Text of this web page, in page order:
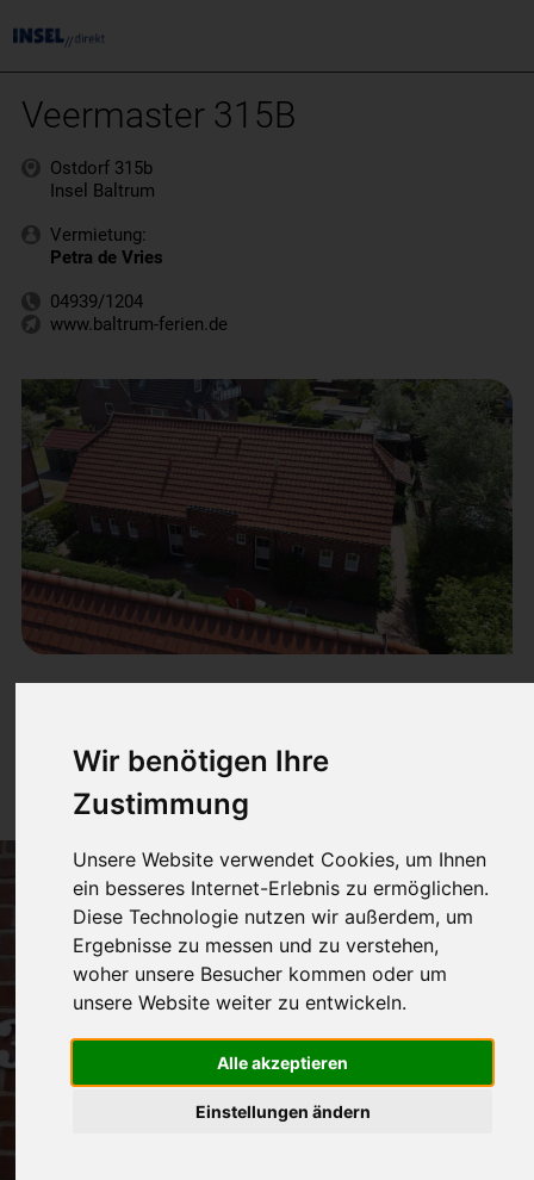
Wir benötigen Ihre
Zustimmung
Unsere Website verwendet Cookies, um Ihnen
ein besseres Internet-Erlebnis zu ermöglichen.
Diese Technologie nutzen wir außerdem, um
Ergebnisse zu messen und zu verstehen,
woher unsere Besucher kommen oder um
unsere Website weiter zu entwickeln.
Alle akzeptieren
Einstellungen ändern
Veermaster 315B
Ostdorf 315b
Insel Baltrum
Vermietung:
Petra de Vries
04939/1204
www.baltrum-ferien.de